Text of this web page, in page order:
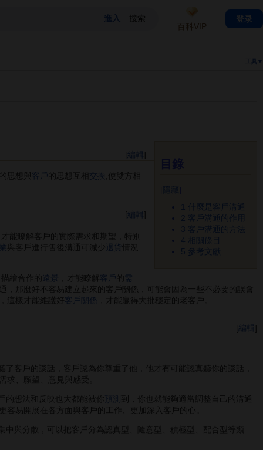
工具▼
1 什麼是客戶溝通
2
客戶溝通的作用
3
客戶溝通的方法
4
相關條目
5
參考文獻
[編輯
思想與客戶的思想互相 交換 ,使雙方相
[編輯
才能瞭解客戶的實際需求和期望，特別
與客戶進行售後溝通可減少 退貨
情況
繪合作的 遠景 ，才能瞭解 客戶的
需
，那麼好不容易建立起來的客戶關係，可能會因為一些不必要的誤會
，這樣才能維護好 客戶關係 ，才能贏得大批穩定的老客戶。
[編輯
了客戶的談話，客戶認為你尊重了他，他才有可能認真聽你的談話，
求、願望、意見與感受。
的想法和反映也大都能被你
到，你也就能夠適當調整自己的溝通
易開展在各方面與客戶的工作、更加深入客戶的心。
中與分散，可以把客戶分為認真型、隨意型、積極型、配合型等類
百科VIP
登录